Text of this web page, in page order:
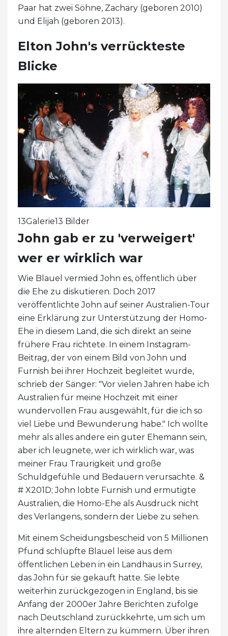
Paar hat zwei Söhne, Zachary (geboren 2010)
und Elijah (geboren 2013).
Elton John's verrückteste
Blicke
13Galerie13 Bilder
John gab er zu 'verweigert'
wer er wirklich war
Wie Blauel vermied John es, öffentlich über
die Ehe zu diskutieren. Doch 2017
veröffentlichte John auf seiner Australien-Tour
eine Erklärung zur Unterstützung der Homo-
Ehe in diesem Land, die sich direkt an seine
frühere Frau richtete. In einem Instagram-
Beitrag, der von einem Bild von John und
Furnish bei ihrer Hochzeit begleitet wurde,
schrieb der Sänger: "Vor vielen Jahren habe ich
Australien für meine Hochzeit mit einer
wundervollen Frau ausgewählt, für die ich so
viel Liebe und Bewunderung habe." Ich wollte
mehr als alles andere ein guter Ehemann sein,
aber ich leugnete, wer ich wirklich war, was
meiner Frau Traurigkeit und große
Schuldgefühle und Bedauern verursachte. &
# X201D; John lobte Furnish und ermutigte
Australien, die Homo-Ehe als Ausdruck nicht
des Verlangens, sondern der Liebe zu sehen.
Mit einem Scheidungsbescheid von 5 Millionen
Pfund schlüpfte Blauel leise aus dem
öffentlichen Leben in ein Landhaus in Surrey,
das John für sie gekauft hatte. Sie lebte
weiterhin zurückgezogen in England, bis sie
Anfang der 2000er Jahre Berichten zufolge
nach Deutschland zurückkehrte, um sich um
ihre alternden Eltern zu kümmern. Über ihren